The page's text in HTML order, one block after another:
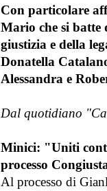
Con particolare
Mario che si batte
giustizia e della
Donatella
Alessandra e
Dal quotidiano
Minici: "Uniti
processo
Al processo di